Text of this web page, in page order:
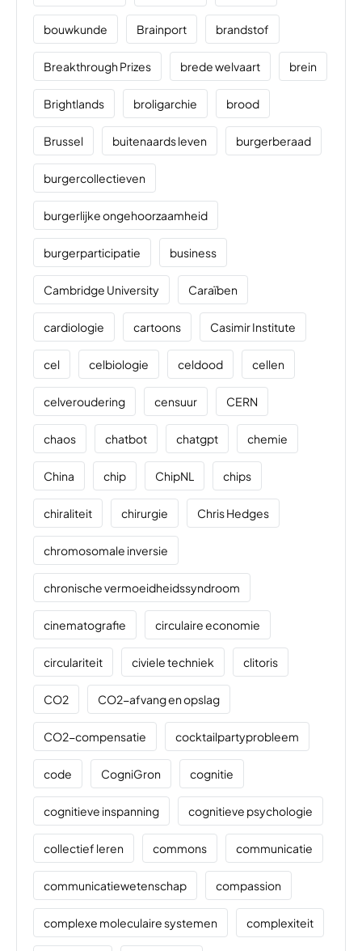
bouwkunde Brainport brandstof
Breakthrough Prizes brede welvaart brein
Brightlands broligarchie brood
Brussel buitenaards leven burgerberaad
burgercollectieven
burgerlijke ongehoorzaamheid
burgerparticipatie business
Cambridge University Caraïben
cardiologie cartoons Casimir Institute
cel celbiologie celdood cellen
celveroudering censuur CERN
chaos chatbot chatgpt chemie
China chip ChipNL chips
chiraliteit chirurgie Chris Hedges
chromosomale inversie
chronische vermoeidheidssyndroom
cinematografie circulaire economie
circulariteit civiele techniek clitoris
CO2 CO2-afvang en opslag
CO2-compensatie cocktailpartyprobleem
code CogniGron cognitie
cognitieve inspanning cognitieve psychologie
collectief leren commons communicatie
communicatiewetenschap compassion
complexe moleculaire systemen complexiteit